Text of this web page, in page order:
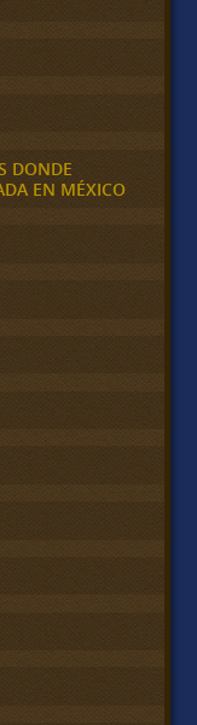
DONDE
EN MÉXICO